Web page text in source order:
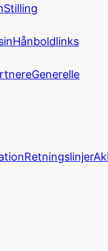
Stilling
Hånboldlinks
Generelle
Retningslinjer